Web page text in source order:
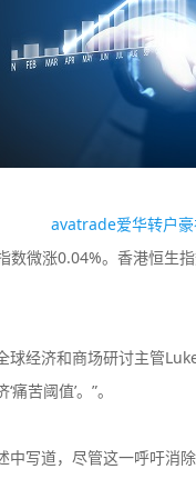
avatrade爱华转户豪
数微涨0.04%。香港恒生
球经济和商场研讨主管
苦阈值’。”。
中写道，尽管这一呼吁消
全牌照